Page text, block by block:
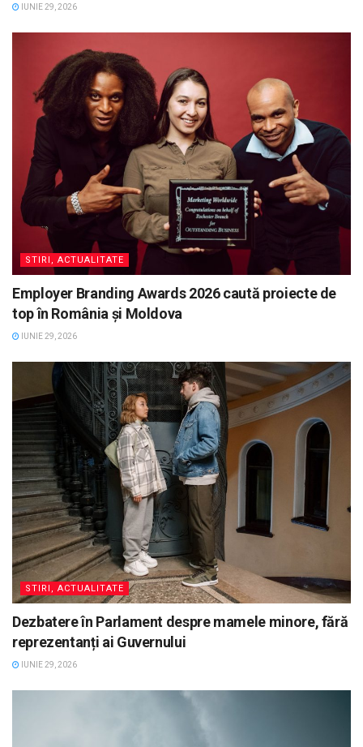
IUNIE 29, 2026
STIRI, ACTUALITATE
Employer Branding Awards 2026 caută proiecte de
top în România și Moldova
IUNIE 29, 2026
STIRI, ACTUALITATE
Dezbatere în Parlament despre mamele minore, fără
reprezentanți ai Guvernului
IUNIE 29, 2026